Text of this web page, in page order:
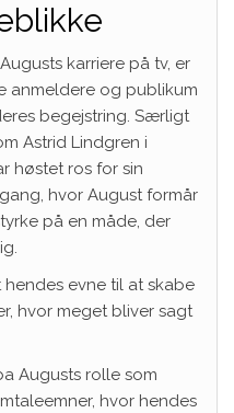
karriere på tv, er
anmeldere og publikum
begejstring. Særligt
Astrid Lindgren i
høstet ros for sin
hvor August formår
på en måde, der
evne til at skabe
hvor meget bliver sagt
Augusts rolle som
hvor hendes